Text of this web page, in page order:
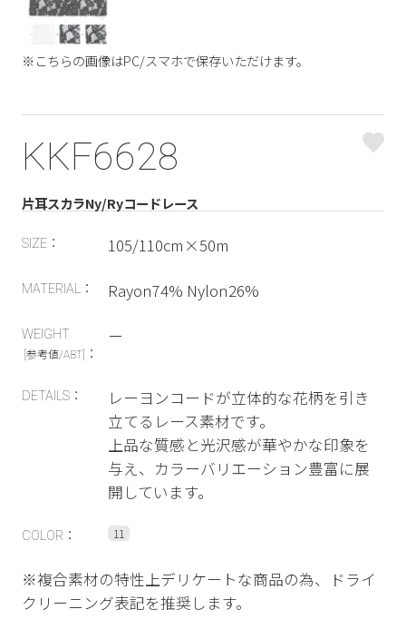
※こちらの画像はPC/スマホで保存いただけます。
KKF6628
片耳スカラNy/Ryコードレース
SIZE： 105/110cm×50m
MATERIAL： Rayon74% Nylon26%
WEIGHT
[参考値/ABT] ：
ー
DETAILS：
レーヨンコードが立体的な花柄を引き
立てるレース素材です。
上品な質感と光沢感が華やかな印象を
与え、カラーバリエーション豊富に展
開しています。
COLOR： 11
※複合素材の特性上デリケートな商品の為、ドライ
クリーニング表記を推奨します。